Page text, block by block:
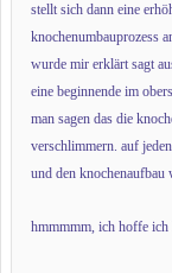
stellt sich dann eine
knochenumbauprozess
wurde mir erklärt sagt
eine beginnende im
man sagen das die
verschlimmern. auf
und den knochenaufbau
hmmmmm, ich hoffe ich